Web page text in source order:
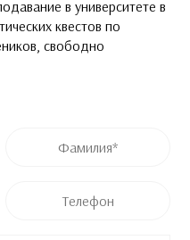
в университете в
квестов по
свободно